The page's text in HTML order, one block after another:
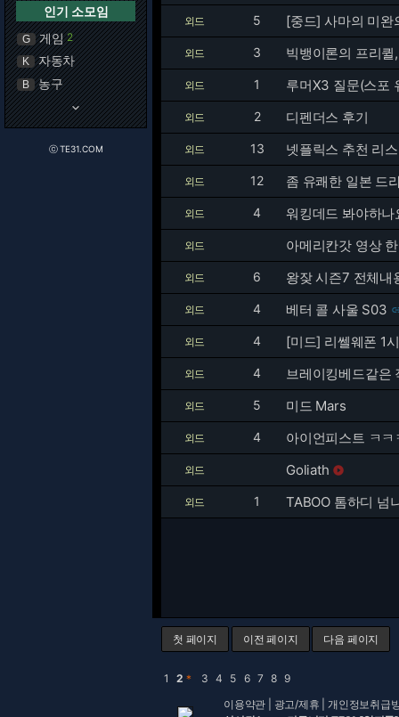
인기 소모임
G 게임 2
K 자동차
B 농구
keyboard_arrow_down
ⓒ TE31.COM
외드 5 [중드] 사마의 미완
외드 3 빅뱅이론의 프리
외드 1 루머X3 질문(스포
외드 2 디펜더스 후기
외드 13 넷플릭스 추천 리
외드 12 좀 유쾌한 일본 드
외드 4 워킹데드 봐야하나
외드 아메리칸갓 영상
외드 6 왕잦 시즌7 전체내
외드 4 베터 콜 사울 S03
외드 4 [미드] 리쎌웨폰 1
외드 4 브레이킹베드같은
외드 5 미드 Mars
외드 4 아이언피스트 ㅋㅋ
외드 Goliath 
외드 1 TABOO 톰하디 넘
첫 페이지 이전 페이지 다음 페이지
1 2 ＊ 3 4 5 6 7 8 9
이용약관
광고/제휴 |개인정보취급